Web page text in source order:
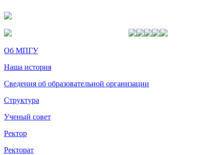
Об МПГУ
Наша история
Сведения об образовательной организации
Структура
Ученый совет
Ректор
Ректорат